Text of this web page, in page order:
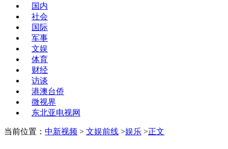
国内
社会
国际
军事
文娱
体育
财经
访谈
港澳台侨
微视界
东北亚电视网
当前位置： 中新视频 > 文娱前线 >娱乐 >正文